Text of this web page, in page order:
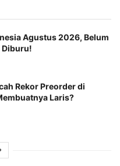
Agustus 2026, Belum
Diburu!
Rekor Preorder di
Laris?